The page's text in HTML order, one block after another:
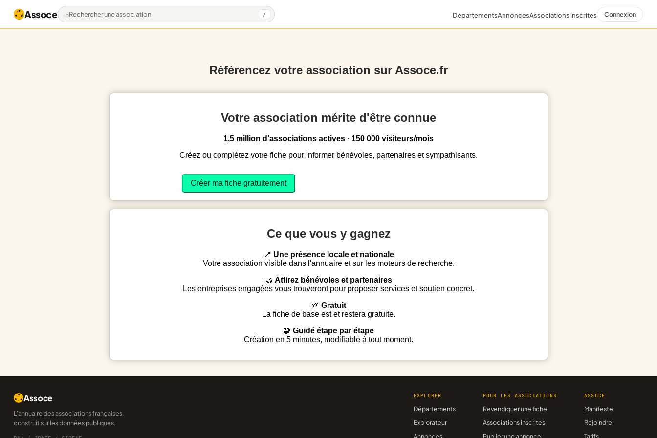
Assoce Rechercher une association / DépartementsAnnoncesAssociations inscrites Connexion
Référencez votre association sur Assoce.fr
Votre association mérite d'être connue
1,5 million d'associations actives · 150 000 visiteurs/mois
Créez ou complétez votre fiche pour informer bénévoles, partenaires et sympathisants.
Créer ma fiche gratuitement
Ce que vous y gagnez
Une présence locale et nationale
Votre association visible dans l'annuaire et sur les moteurs de recherche.
Attirez bénévoles et partenaires
Les entreprises engagées vous trouveront pour proposer services et soutien concret.
Gratuit
La fiche de base est et restera gratuite.
Guidé étape par étape
Création en 5 minutes, modifiable à tout moment.
Assoce
L'annuaire des associations françaises,
construit sur les données publiques.
EXPLORER
Départements
Explorateur
Annonces
POUR LES ASSOCIATIONS
Revendiquer une fiche
Associations inscrites
Publier une annonce
ASSOCE
Manifeste
Rejoindre
Tarifs